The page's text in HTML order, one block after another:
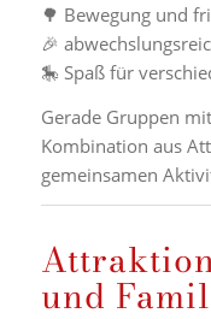
🌳 Bewegung und
🎉
🎠 Spaß für
Gerade Gruppen
Kombination aus
gemeinsamen
und